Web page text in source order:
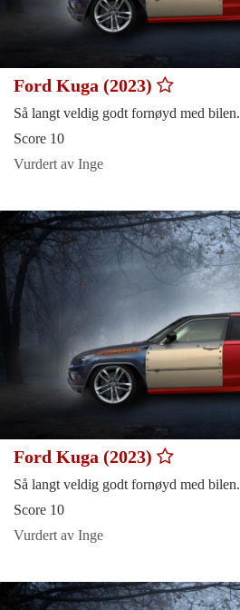
Ford Kuga (2023)
Så langt veldig godt fornøyd med bilen.
Score 10
Vurdert av Inge
Ford Kuga (2023)
Så langt veldig godt fornøyd med bilen.
Score 10
Vurdert av Inge